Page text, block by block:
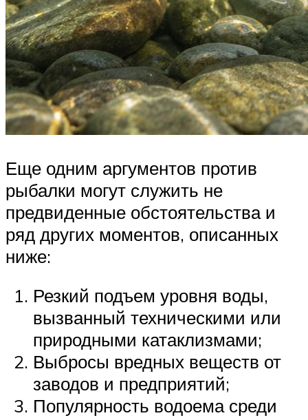
Еще одним аргументов против
рыбалки могут служить не
предвиденные обстоятельства и
ряд других моментов, описанных
ниже:
Резкий подъем уровня воды,
вызванный техническими или
природными катаклизмами;
Выбросы вредных веществ от
заводов и предприятий;
Популярность водоема среди